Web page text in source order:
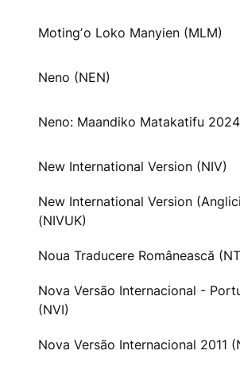
Motingʼo Loko Manyien (MLM)
Neno (NEN)
Neno: Maandiko Matakatifu
New International Version (NIV)
New International Version
(NIVUK)
Noua Traducere Românească
Nova Versão Internacional -
(NVI)
Nova Versão Internacional 2011